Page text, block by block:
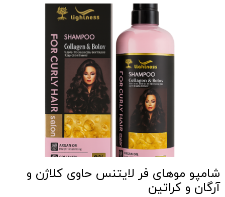
شامپو موهای فر لایتنس حاوی کلاژن و
آرگان و کراتین